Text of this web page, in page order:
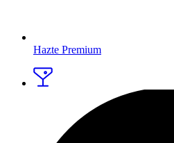
Hazte Premium